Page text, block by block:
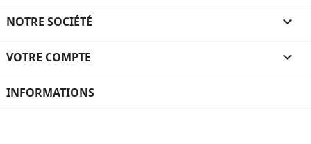
NOTRE SOCIÉTÉ 
VOTRE COMPTE 
INFORMATIONS